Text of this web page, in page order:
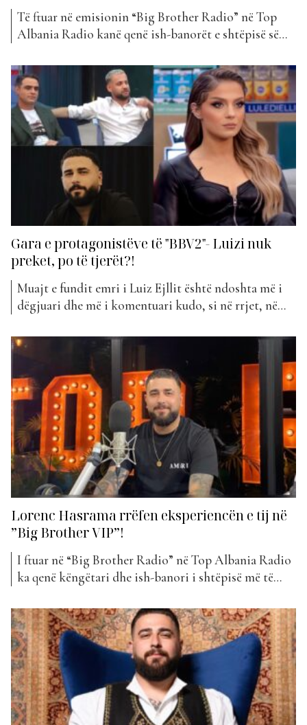
Të ftuar në emisionin “Big Brother Radio” në Top
Albania Radio kanë qenë ish-banorët e shtëpisë së
Kllogjeri. Ata kanë treguar më shumë rreth planeve
jashtë “BBV” në lidhje me karrierën e tyre por
sigurisht që edhe fenomenin e këtij viti si edicion...
Gara e protagonistëve të "BBV2"- Luizi nuk
preket, po të tjerët?!
Muajt e fundit emri i Luiz Ejllit është ndoshta më i
dëgjuari dhe më i komentuari kudo, si në rrjet, në
përfolur nga banorët e tjerë të shtëpisë më të
famshme në Shqipëri, Luiz Ejlli ka spikatur disa herë
dhe ka...
Lorenc Hasrama rrëfen eksperiencën e tij në
”Big Brother VIP”!
I ftuar në “Big Brother Radio” në Top Albania Radio
ka qenë këngëtari dhe ish-banori i shtëpisë më të
në këtë format si këngëtar, humorist dhe një ndër
personazhet më energjikë të programit, ai ka zbuluar
më shumë rreth lojës së tij brenda...